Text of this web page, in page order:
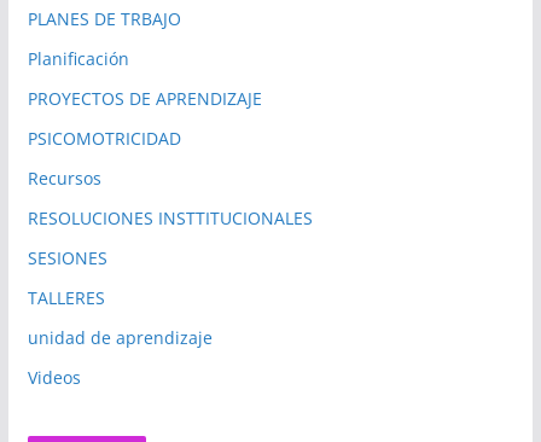
PLANES DE TRBAJO
Planificación
PROYECTOS DE APRENDIZAJE
PSICOMOTRICIDAD
Recursos
RESOLUCIONES INSTTITUCIONALES
SESIONES
TALLERES
unidad de aprendizaje
Videos